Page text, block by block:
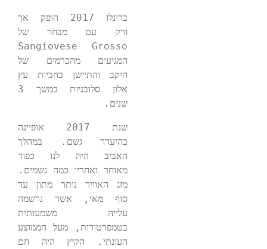
ברונלו 2017 הופק אך
ורק עם מבחר של
Sangiovese Grosso
המגיעים מהכרמים של
היקב והתיישן בחביות עץ
אלון סלובניות במשך 3
שנים.
שנת 2017 אופיינה
בהיעדר גשם. במהלך
האביב היה לנו כפור
מאוחר ואחריו כמה גשמים.
מזג האוויר נותר מתון עד
סוף מאי, אשר נרשמה
עלייה משמעותית
בטמפרטורות, מעל הממוצע
העונתי. הקיץ היה חם